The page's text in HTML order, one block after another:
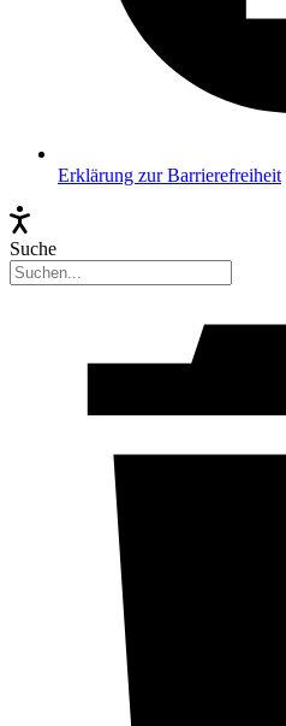
Erklärung zur Barrierefreiheit
Suche